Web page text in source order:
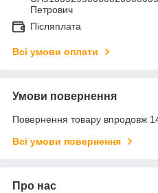
Петрович
Післяплата
Всі умови оплати
Умови повернення
Повернення товару впродовж
Всі умови повернення
Про нас